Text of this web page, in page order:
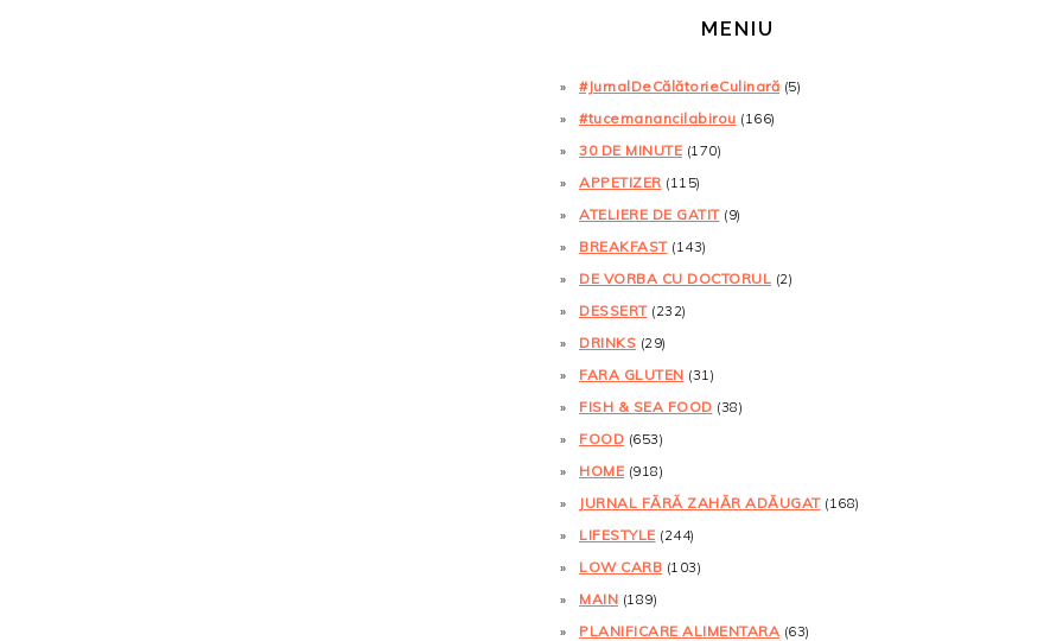
MENIU
#JurnalDeCălătorieCulinară (5)
#tucemanancilabirou (166)
30 DE MINUTE (170)
APPETIZER (115)
ATELIERE DE GATIT(9)
BREAKFAST(143)
DE VORBA CU DOCTORUL (2)
DESSERT(232)
DRINKS (29)
FARA GLUTEN (31)
FISH & SEA FOOD (38)
FOOD (653)
HOME (918)
JURNAL FĂRĂ ZAHĂR ADĂUGAT(168)
LIFESTYLE (244)
LOW CARB (103)
MAIN (189)
PLANIFICARE ALIMENTARA (63)